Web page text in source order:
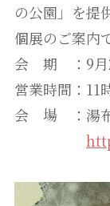
の公園」を提
個展のご案内
会 期 ：9月
営業時間：11
会 場 ：湯布